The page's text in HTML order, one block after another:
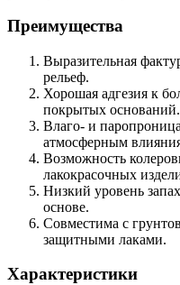
Преимущества
Выразительная
рельеф.
Хорошая адгезия к
покрытых оснований.
Влаго- и
атмосферным
Возможность
лакокрасочных
Низкий уровень
основе.
Совместима с
защитными лаками.
Характеристики